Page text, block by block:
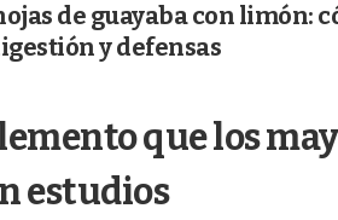
de guayaba con limón:
y defensas
que los
estudios